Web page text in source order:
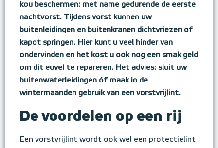
kou beschermen: met name gedurende de eerste
nachtvorst. Tijdens vorst kunnen uw
buitenleidingen en buitenkranen dichtvriezen of
kapot springen. Hier kunt u veel hinder van
ondervinden en het kost u ook nog een smak geld
om dit euvel te repareren. Het advies: sluit uw
buitenwaterleidingen óf maak in de
wintermaanden gebruik van een vorstvrijlint.
De voordelen op een rij
Een vorstvrijlint wordt ook wel een protectielint